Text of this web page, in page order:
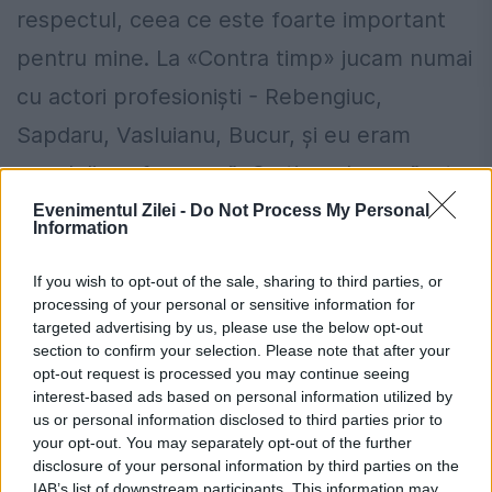
Evenimentul Zilei - Do Not Process My Personal
Information
If you wish to opt-out of the sale, sharing to third parties, or
processing of your personal or sensitive information for
targeted advertising by us, please use the below opt-out
section to confirm your selection. Please note that after your
opt-out request is processed you may continue seeing
interest-based ads based on personal information utilized by
us or personal information disclosed to third parties prior to
your opt-out. You may separately opt-out of the further
disclosure of your personal information by third parties on the
respectul, ceea ce este foarte important
pentru mine. La «Contra timp» jucam numai
cu actori profesionişti - Rebengiuc,
Sapdaru, Vasluianu, Bucur, şi eu eram
«modelina» frumoasă. Cu timpul, au văzut
că sunt mai mult de-atât şi le-am câştigat
omniprezent pe micile ecrane în pauzele
publicitare.
MODELLING Frumuseţe, dulce povară
Raluca afirmă că banii câştigaţi în urma
activităţii de modelling îi asigură o relaxare